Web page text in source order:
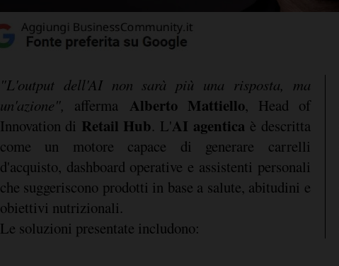
"L'output dell'AI non sarà più una risposta, ma
un'azione", afferma Alberto Mattiello, Head of
Innovation di Retail Hub. L'AI agentica è descritta
come un motore capace di generare carrelli
d'acquisto, dashboard operative e assistenti personali
che suggeriscono prodotti in base a salute, abitudini e
obiettivi nutrizionali.
Le soluzioni presentate includono: